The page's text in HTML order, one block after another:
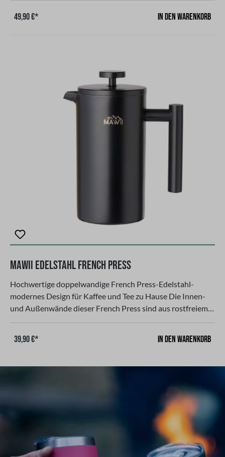
EdelstahlKEIN ÖL ODER BATTERIEN NOTWENDIG Das
Ausflügen: Gaskanister-Schutzhülle, Gaskanister-
Abdeckung, Reißfestes PU-Leder Die
Gaskartuschenabdeckung aus Leder ist einfach zu
verstauen und zu transportieren, nimmt keinen Platz ein, ist
verschleißfest und reißfest.Hinweis: Bitte verwenden Sie es
ohne Gaskartusche. Kompatibel mit einer 230 g
gibt es in zwei verschiedenen Farben!
49,90 €* In den Warenkorb
MAWII Edelstahl French Press
Hochwertige doppelwandige French Press-Edelstahl-
modernes Design für Kaffee und Tee zu Hause Die Innen-
und Außenwände dieser French Press sind aus rostfreiem
doppelwandigem Edelstahl und er hält den Kaffee oder Tee
frisch. Maße: 15 x15 x 23 cm, Gewicht 1 kg, Schwarz,
Ergonomischer Griff, doppelter Filter aus
Spülmaschinen geeignet. Die Farbe ist bruchfest und
blättert nicht ab und bekommt keine Risse.
39,90 €* In den Warenkorb